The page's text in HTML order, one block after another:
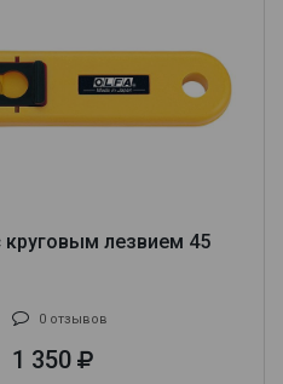
круговым лезвием 45
0 отзывов
1 350